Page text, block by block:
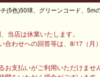
(5色)50球、グリーンコード、5m
当店は休業いたします。
わせへの回答等は、8/17（月
支払いがご利用いただけません